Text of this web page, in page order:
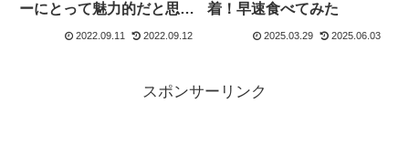
ーにとって魅力的だと思う
2022.09.11 2022.09.12
着！早速食べてみた
2025.03.29 2025.06.03
スポンサーリンク